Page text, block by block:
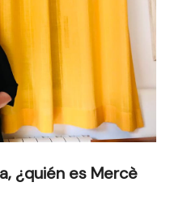
¿quién es Mercè